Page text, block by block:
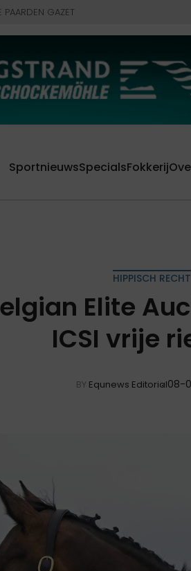
PAARDEN GAZET
SportnieuwsSpecialsFokkerij
HIPPISCH RECHT
Elite
ICSI vrije
BY Equnews Editorial08-